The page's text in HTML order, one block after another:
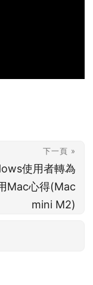
下一頁 »
使用者轉為
Mac心得(Mac
mini M2)